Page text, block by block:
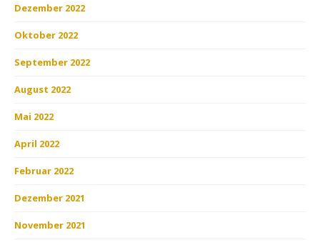
Dezember 2022
Oktober 2022
September 2022
August 2022
Mai 2022
April 2022
Februar 2022
Dezember 2021
November 2021